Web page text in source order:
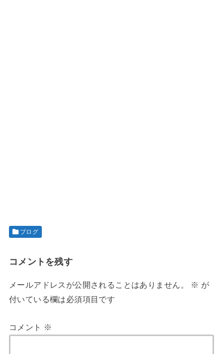
ブログ
コメントを残す
メールアドレスが公開されることはありません。 ※ が
付いている欄は必須項目です
コメント ※